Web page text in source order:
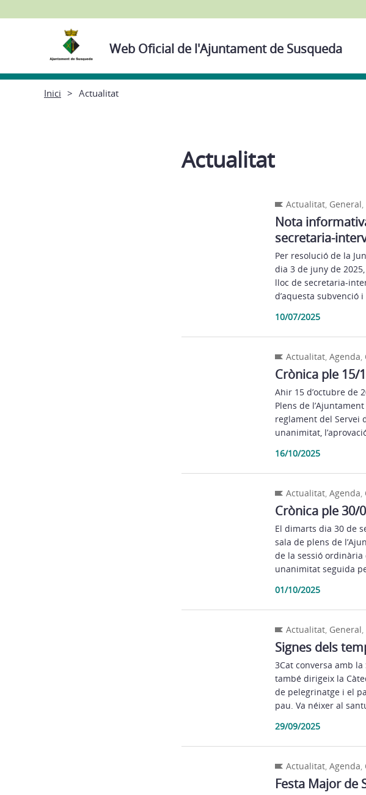
Web Oficial de l'Ajuntament de Susqueda
Inici Actualitat
Actualitat
Actualitat, General,
Nota
secretaria-
Per resolució de la
dia 3 de juny de
lloc de secretaria-
d’aquesta subvenció
10/07/2025
Actualitat, Agenda,
Crònica ple 15/
Ahir 15 d’octubre de
Plens de
reglament del Servei
unanimitat,
16/10/2025
Actualitat, Agenda,
Crònica ple 30/
El dimarts dia 30 de
sala de plens de
de la sessió
unanimitat seguida
01/10/2025
Actualitat, General,
Signes dels
3Cat conversa amb
també dirigeix la
de pelegrinatge i el
pau. Va néixer al
29/09/2025
Actualitat, Agenda,
Festa Major de